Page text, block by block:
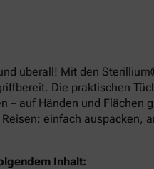
überall! Mit den
Die praktischen
– auf Händen und Flächen
einfach auspacken,
Inhalt: